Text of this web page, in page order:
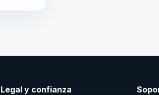
Legal y confianza